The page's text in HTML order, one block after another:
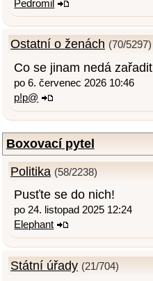
Pedromil
Ostatní o ženách (70/5297)
Co se jinam nedá zařadit
po 6. červenec 2026 10:46
p!p@
Boxovací pytel
Politika (58/2238)
Pusťte se do nich!
po 24. listopad 2025 12:24
Elephant
Státní úřady (21/704)